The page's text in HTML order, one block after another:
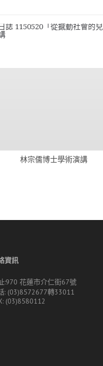
誌 1150520「從撼動社會的
林宗儒博士學術演講
資訊
:970 花蓮市介仁街67號
: (03)8572677轉33011
(03)8580112